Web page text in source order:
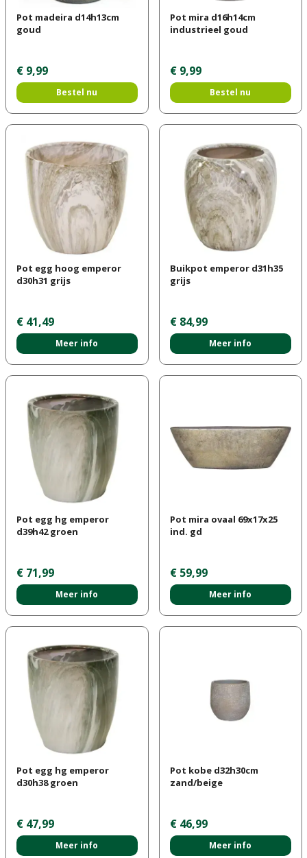
Pot madeira d14h13cm
goud
€ 9,99
Bestel nu
Pot mira d16h14cm
industrieel goud
€ 9,99
Bestel nu
Pot egg hoog emperor
d30h31 grijs
€ 41,49
Meer info
Buikpot emperor d31h35
grijs
€ 84,99
Meer info
Pot egg hg emperor
d39h42 groen
€ 71,99
Meer info
Pot mira ovaal 69x17x25
ind. gd
€ 59,99
Meer info
Pot egg hg emperor
d30h38 groen
€ 47,99
Meer info
Pot kobe d32h30cm
zand/beige
€ 46,99
Meer info